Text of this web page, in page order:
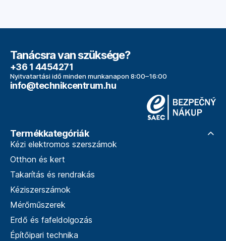
Tanácsra van szüksége?
+36 1 4454271
Nyitvatartási idő minden munkanapon 8:00–16:00
info@technikcentrum.hu
Termékkategóriák
Kézi elektromos szerszámok
Otthon és kert
Takarítás és rendrakás
Kéziszerszámok
Mérőműszerek
Erdő és fafeldolgozás
Építőipari technika